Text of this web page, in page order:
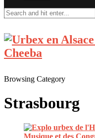
Browsing Category
Strasbourg